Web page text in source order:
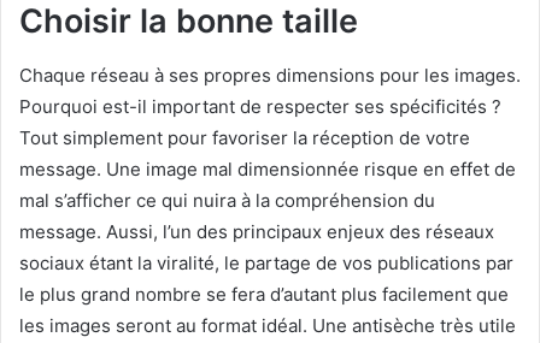
Choisir la bonne taille
Chaque réseau à ses propres dimensions pour les images.
Pourquoi est-il important de respecter ses spécificités ?
Tout simplement pour favoriser la réception de votre
message. Une image mal dimensionnée risque en effet de
mal s’afficher ce qui nuira à la compréhension du
message. Aussi, l’un des principaux enjeux des réseaux
sociaux étant la viralité, le partage de vos publications par
le plus grand nombre se fera d’autant plus facilement que
les images seront au format idéal. Une antisèche très utile